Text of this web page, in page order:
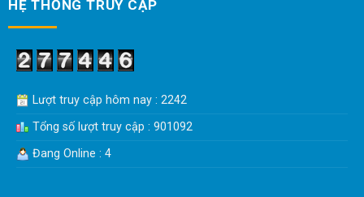
HỆ THỐNG TRUY CẬP
Lượt truy cập hôm nay : 2242
Tổng số lượt truy cập : 901092
Đang Online : 4